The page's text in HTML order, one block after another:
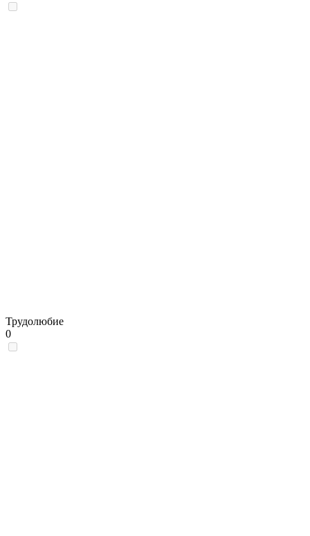
Трудолюбие
0